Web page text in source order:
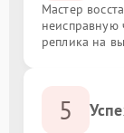
Мастер
неисправную
реплика на
5